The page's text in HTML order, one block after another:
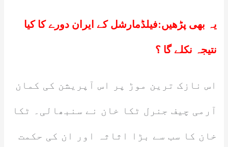
یہ بھی پڑھیں:فیلڈمارشل کے ایران دورے کا کیا
نتیجہ نکلے گا ؟
اس نازک ترین موڑ پر اس آپریشن کی کمان
آرمی چیف جنرل ٹکا خان نے سنبھالی۔ ٹکا
خان کا سب سے بڑا اثاثہ اور ان کی حکمت